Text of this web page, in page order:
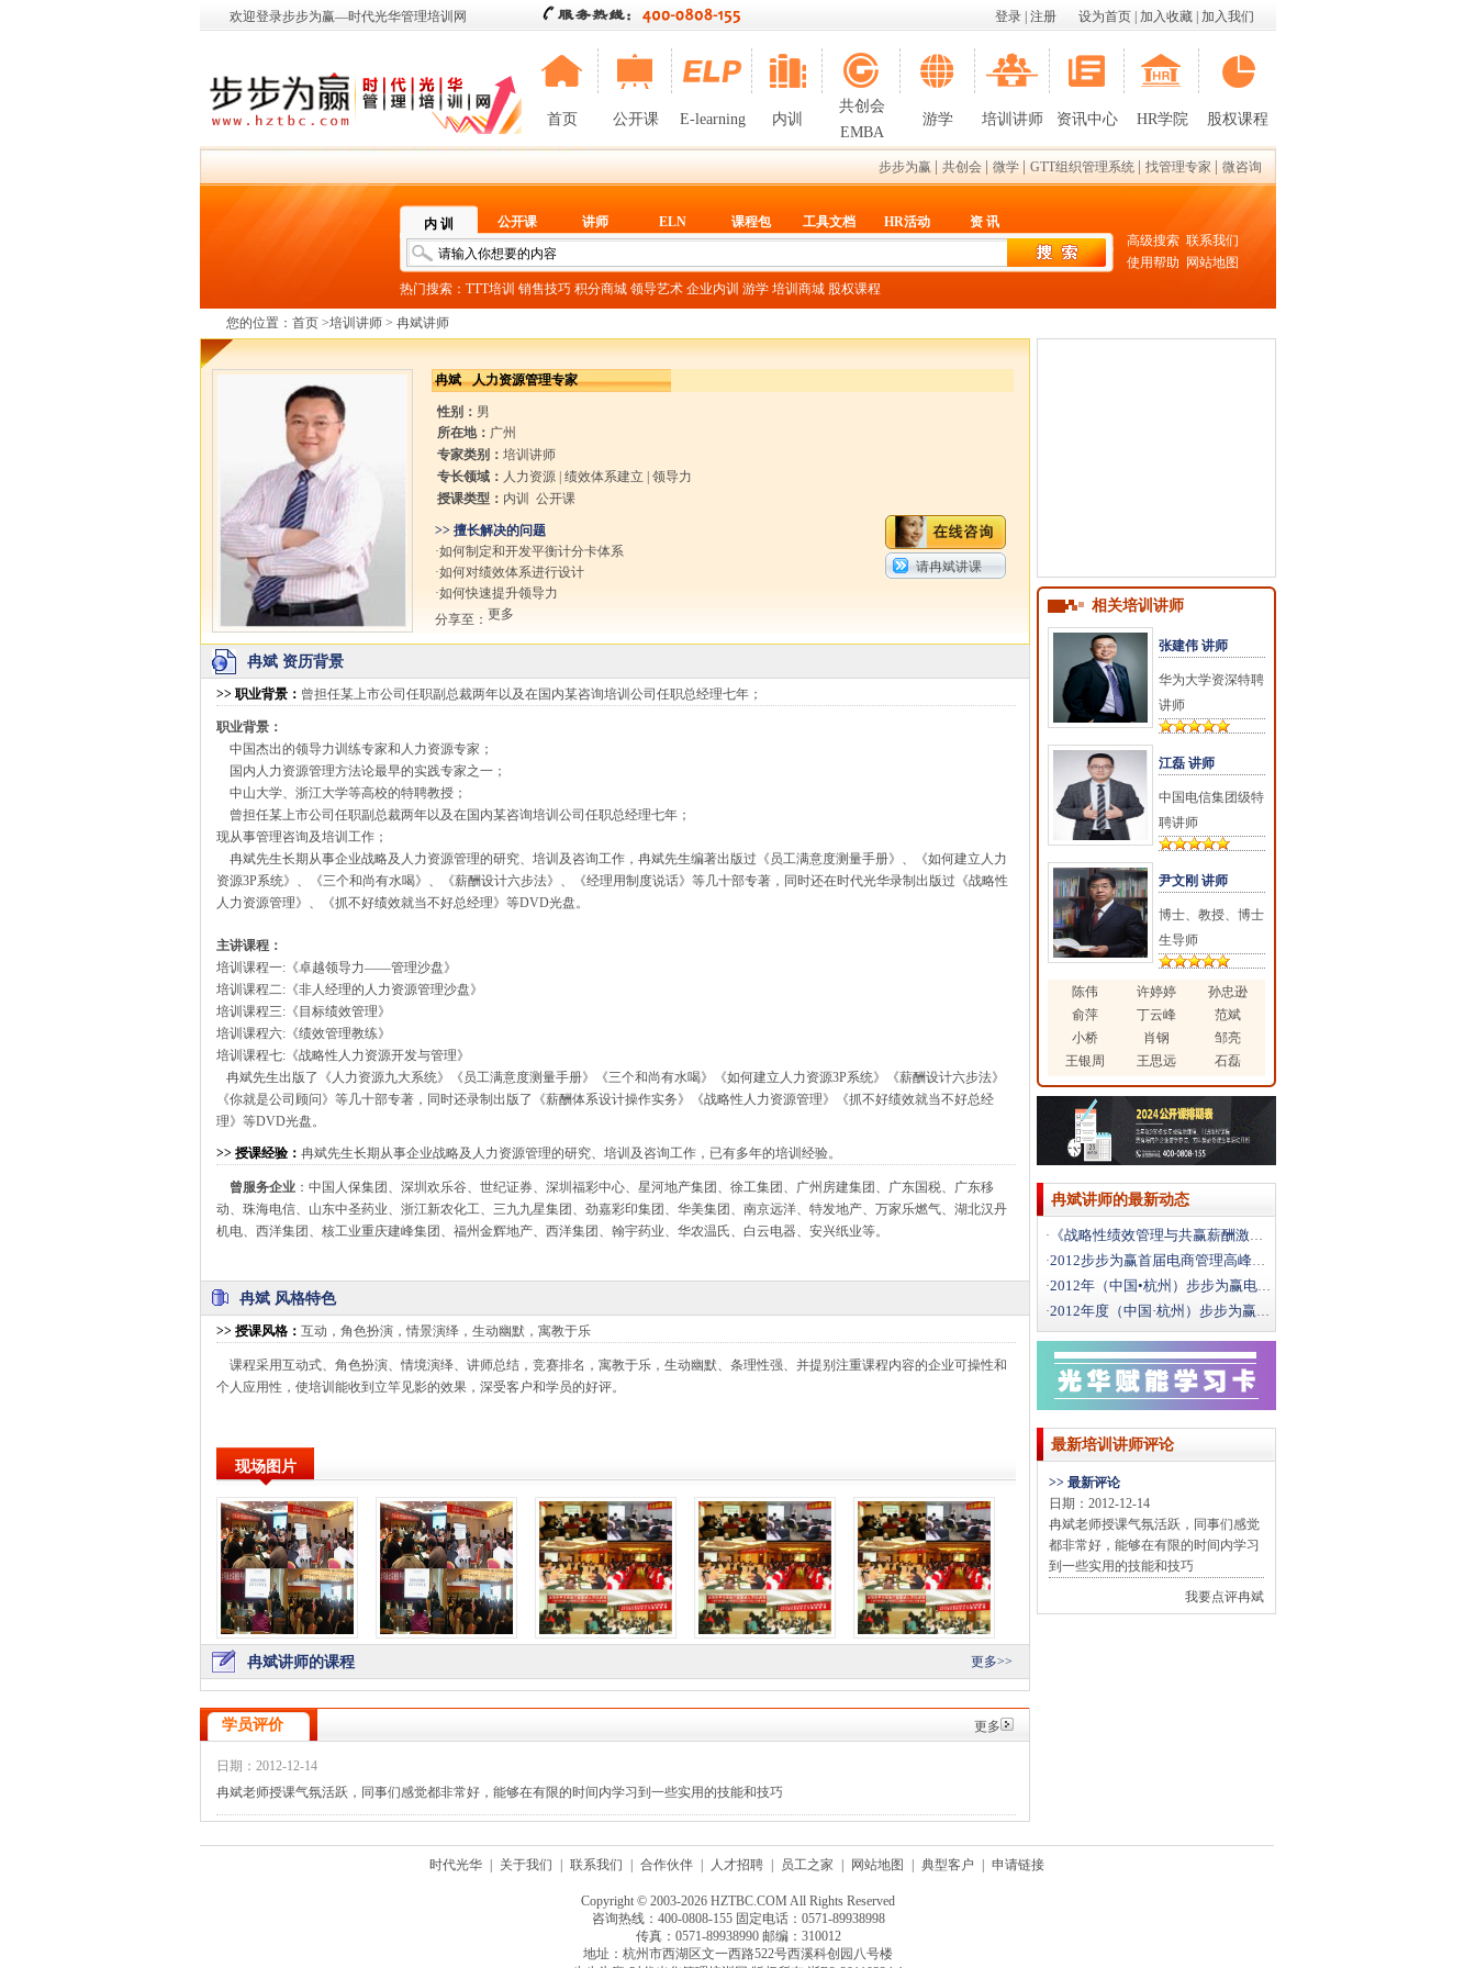
欢迎登录步步为赢—时代光华管理培训网 设为首页 加入收藏 加入我们
登录 注册
首页 公开课 E-learning 内训
共创会
EMBA
游学 培训讲师 资讯中心 HR学院 股权课程
步步为赢 共创会 微学 GTT组织管理系统 找管理专家 微咨询
内 训 公开课 讲师 ELN 课程包 工具文档 HR活动 资 讯
热门搜索： TTT培训 销售技巧 积分商城 领导艺术 企业内训 游学 培训商城 股权课程
高级搜索 联系我们
使用帮助
网站地图
您的位置： 首页 >培训讲师 > 冉斌讲师
冉斌 人力资源管理专家
性别： 男
所在地： 广州
专家类别： 培训讲师
专长领域： 人力资源 绩效体系建立
领导力
授课类型： 内训 公开课
>> 擅长解决的问题
·如何制定和开发平衡计分卡体系
·如何对绩效体系进行设计
·如何快速提升领导力
分享至： 更多
请冉斌讲课
冉斌 资历背景
>> 职业背景 ： 曾担任某上市公司任职副总裁两年以及在国内某咨询培训公司任职总经理七年；
职业背景：
中国杰出的领导力训练专家和人力资源专家；
国内人力资源管理方法论最早的实践专家之一；
中山大学、浙江大学等高校的特聘教授；
曾担任某上市公司任职副总裁两年以及在国内某咨询培训公司任职总经理七年；
现从事管理咨询及培训工作；
冉斌先生长期从事企业战略及 人力资源管理的研究、培训及咨询工作，冉斌先生编著出版过《员工满意度测量手册》、《如何建立人力
资源3P系统》、《三个和尚有水喝》、《薪酬设计六步法》、《经理用制度说话》等几十部专著，同时还在时代光华录制出版过《战略性
人力资源管理》、《抓不好绩效就当不好总经理》等DVD光盘。
主讲课程：
培训课程一:《卓越领导力——管理沙盘》
培训课程二:《非人经理的人力资源管理沙盘》
培训课程三:《目标绩效管理》
培训课程六:《绩效管理教练》
培训课程七:《战略性人力资源开发与管理》
冉斌先生出版了《人力资源九大系统》《员工满意度测量手册》《三个和尚有水喝》《如何建立人力资源3P系统》《薪酬设计六步法》
《你就是公司顾问》等几十部专著，同时还录制出版了《薪酬体系设计操作实务》《战略性人力资源管理》《抓不好绩效就当不好总经
理》等DVD光盘。
>> 授课经验： 冉斌先生长期从事企业战略及人力资源管理的研究、培训及咨询工作，已有多年的培训经验。
曾服务企业 ：中国人保集团、深圳欢乐谷、世纪证券、深圳福彩中心、星河地产集团、徐工集团、广州房建集团、广东国税、广东移
动、珠海电信、山东中圣药业、浙江新农化工、三九九星集团、劲嘉彩印集团、华美集团、南京远洋、特发地产、万家乐燃气、湖北汉丹
机电、西洋集团、核工业重庆建峰集团、福州金辉地产、西洋集团、翰宇药业、华农温氏、白云电器、安兴纸业等。
冉斌 风格特色
>> 授课风格 ： 互动，角色扮演，情景演绎，生动幽默，寓教于乐
课程采用互动式、角色扮演、情境演绎、讲师总结，竞赛排名，寓教于乐，生动幽默、条理性强、并提别注重课程内容的企业可操性和
个人应用性，使培训能收到立竿见影的效果，深受客户和学员的好评。
现场图片
冉斌讲师的课程 更多>>
学员评价 更多
日期：2012-12-14
冉斌老师授课气氛活跃，同事们感觉都非常好，能够在有限的时间内学习到一些实用的技能和技巧
相关培训讲师
张建伟 讲师
华为大学资深特聘
讲师
江磊 讲师
中国电信集团级特
聘讲师
尹文刚 讲师
博士、教授、博士
生导师
陈伟 许婷婷
孙忠逊
俞萍
丁云峰
范斌
小桥
肖钢
邹亮
王银周
王思远 石磊
冉斌讲师的最新动态
· 《战略性绩效管理与共赢薪酬激励》
·2012步步为赢首届电商管理高峰论坛圆满落幕
·2012年（中国•杭州）步步为赢电商管理
·2012年度（中国·杭州）步步为赢电商管理高峰论坛1
最新培训讲师评论
>> 最新评论
日期：2012-12-14
冉斌老师授课气氛活跃，同事们感觉
都非常好，能够在有限的时间内学习
到一些实用的技能和技巧
我要点评冉斌
时代光华 关于我们 联系我们 合作伙伴 人才招聘 员工之家 网站地图 典型客户 申请链接
Copyright © 2003-2026 HZTBC.COM All Rights Reserved
咨询热线：400-0808-155 固定电话：0571-89938998
传真：0571-89938990 邮编：310012
地址：杭州市西湖区文一西路522号西溪科创园八号楼